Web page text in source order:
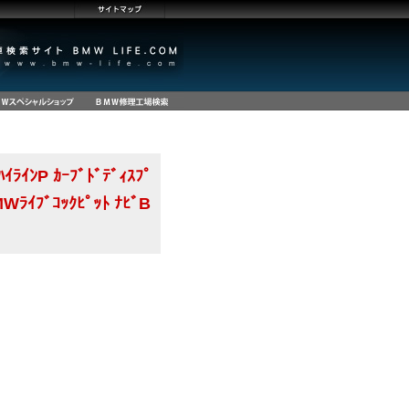
ｲﾝP ｶｰﾌﾞﾄﾞﾃﾞｨｽﾌﾟ
ﾗｲﾌﾞｺｯｸﾋﾟｯﾄ ﾅﾋﾞB